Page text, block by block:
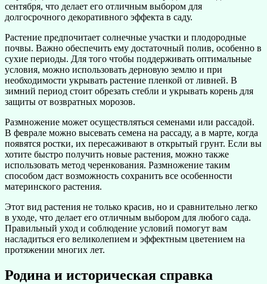
сентября, что делает его отличным выбором для
долгосрочного декоративного эффекта в саду.
Растение предпочитает солнечные участки и плодородные
почвы. Важно обеспечить ему достаточный полив, особенно в
сухие периоды. Для того чтобы поддерживать оптимальные
условия, можно использовать дерновую землю и при
необходимости укрывать растение пленкой от ливней. В
зимний период стоит обрезать стебли и укрывать корень для
защиты от возвратных морозов.
Размножение может осуществляться семенами или рассадой.
В феврале можно высевать семена на рассаду, а в марте, когда
появятся ростки, их пересаживают в открытый грунт. Если вы
хотите быстро получить новые растения, можно также
использовать метод черенкования. Размножение таким
способом даст возможность сохранить все особенности
материнского растения.
Этот вид растения не только красив, но и сравнительно легко
в уходе, что делает его отличным выбором для любого сада.
Правильный уход и соблюдение условий помогут вам
насладиться его великолепием и эффектным цветением на
протяжении многих лет.
Родина и историческая справка